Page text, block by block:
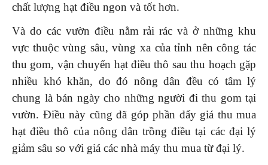
chất lượng hạt điều ngon và tốt hơn.
Và do các vườn điều nằm rải rác và ở những khu
vực thuộc vùng sâu, vùng xa của tỉnh nên công tác
thu gom, vận chuyển hạt điều thô sau thu hoạch gặp
nhiều khó khăn, do đó nông dân đều có tâm lý
chung là bán ngày cho những người đi thu gom tại
vườn. Điều này cũng đã góp phần đẩy giá thu mua
hạt điều thô của nông dân trồng điều tại các đại lý
giảm sâu so với giá các nhà máy thu mua từ đại lý.